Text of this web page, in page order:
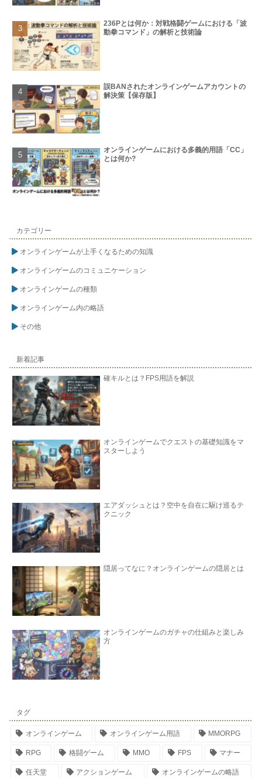
236Pとは何か：対戦格闘ゲームにおける「波
動拳コマンド」の解析と技術論
誤BANされたオンラインゲームアカウントの
解決策【保存版】
オンラインゲームにおける多義的用語「CC」
とは何か?
カテゴリー
オンラインゲームが上手くなるための知識
オンラインゲームのコミュニケーション
オンラインゲームの種類
オンラインゲーム内の略語
その他
新着記事
確キルとは？FPS用語を解説
オンラインゲームでクエストの基礎知識をマ
スターしよう
エアダッシュとは？空中を自在に駆け巡るテ
クニック
隠居ってなに？オンラインゲームの隠居とは
オンラインゲームのガチャの仕組みと楽しみ
方
タグ
オンラインゲーム オンラインゲーム用語 MMORPG
RPG 格闘ゲーム MMO FPS マナー
任天堂 アクションゲーム オンラインゲームの略語